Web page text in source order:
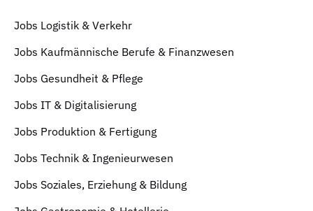
Jobs Logistik & Verkehr
Jobs Kaufmännische Berufe & Finanzwesen
Jobs Gesundheit & Pflege
Jobs IT & Digitalisierung
Jobs Produktion & Fertigung
Jobs Technik & Ingenieurwesen
Jobs Soziales, Erziehung & Bildung